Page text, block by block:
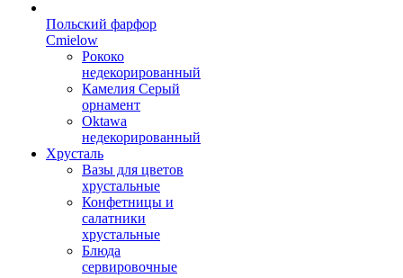
Польский фарфор
Сmielow
Рококо
недекорированный
Камелия Серый
орнамент
Oktawa
недекорированный
Хрусталь
Вазы для цветов
хрустальные
Конфетницы и
салатники
хрустальные
Блюда
сервировочные